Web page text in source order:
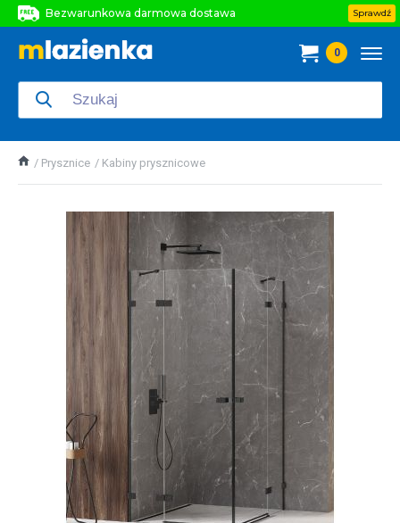
Bezwarunkowa darmowa dostawa
Bezwarunkowa darmowa dostawa
Sprawdź
0
Prysznice Kabiny prysznicowe